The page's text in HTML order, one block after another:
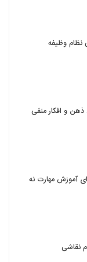
وظیفه
و افکار منفی
آموزش مهارت نه
نقاشی